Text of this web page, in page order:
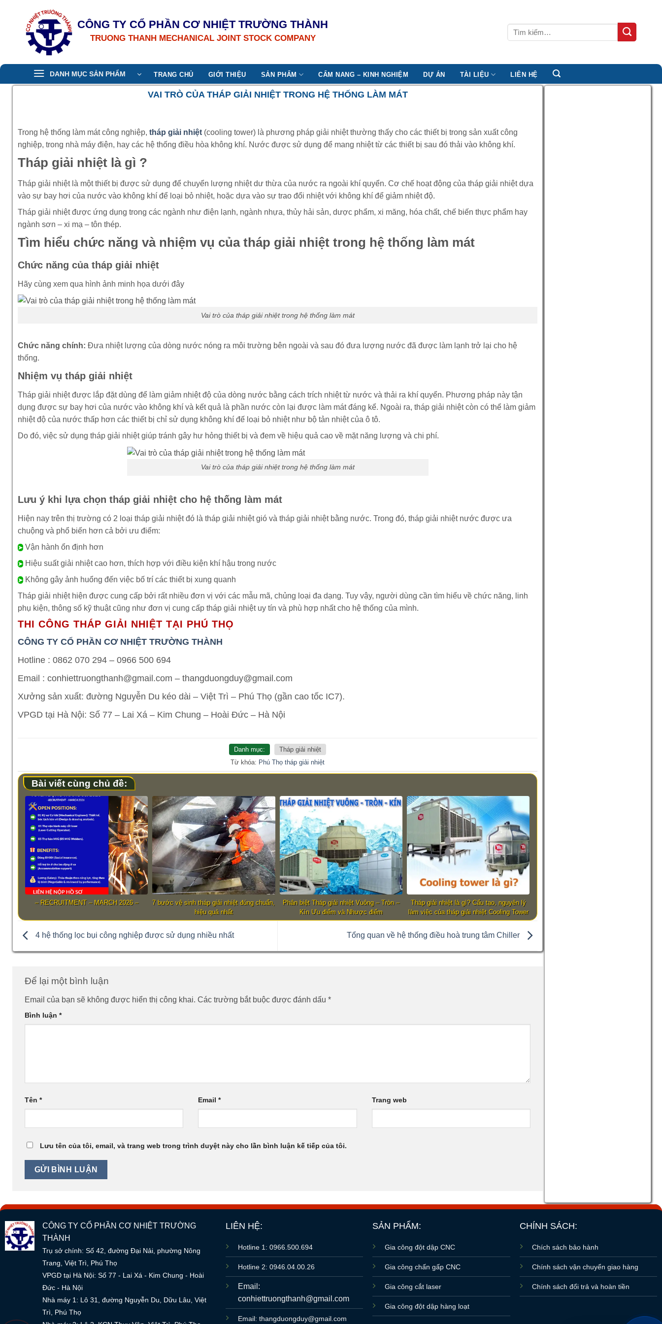
CÔNG TY CỔ PHẦN CƠ NHIỆT TRƯỜNG THÀNH
TRUONG THANH MECHANICAL JOINT STOCK COMPANY
Tìm
kiếm:
DANH MỤC SẢN PHẨM TRANG CHỦ GIỚI THIỆU SẢN PHẨM CẨM NANG – KINH NGHIỆM DỰ ÁN TÀI LIỆU LIÊN HỆ
VAI TRÒ CỦA THÁP GIẢI NHIỆT TRONG HỆ THỐNG LÀM MÁT
Trong hệ thống làm mát công nghiệp, tháp giải nhiệt (cooling tower) là phương pháp giải nhiệt thường thấy cho các thiết bị trong sản xuất công
nghiệp, trong nhà máy điện, hay các hệ thống điều hòa không khí. Nước được sử dụng để mang nhiệt từ các thiết bị sau đó thải vào không khí.
Tháp giải nhiệt là gì ?
Tháp giải nhiệt là một thiết bị được sử dụng để chuyển lượng nhiệt dư thừa của nước ra ngoài khí quyển. Cơ chế hoạt động của tháp giải nhiệt dựa
vào sự bay hơi của nước vào không khí để loại bỏ nhiệt, hoặc dựa vào sự trao đổi nhiệt với không khí để giảm nhiệt độ.
Tháp giải nhiệt được ứng dụng trong các ngành như điện lạnh, ngành nhựa, thủy hải sản, dược phẩm, xi măng, hóa chất, chế biến thực phẩm hay
ngành sơn – xi mạ – tôn thép.
Tìm hiểu chức năng và nhiệm vụ của tháp giải nhiệt trong hệ thống làm mát
Chức năng của tháp giải nhiệt
Hãy cùng xem qua hình ảnh minh họa dưới đây
Vai trò của tháp giải nhiệt trong hệ thống làm mát
Chức năng chính: Đưa nhiệt lượng của dòng nước nóng ra môi trường bên ngoài và sau đó đưa lượng nước đã được làm lạnh trở lại cho hệ
thống.
Nhiệm vụ tháp giải nhiệt
Tháp giải nhiệt được lắp đặt dùng để làm giảm nhiệt độ của dòng nước bằng cách trích nhiệt từ nước và thải ra khí quyển. Phương pháp này tận
dụng được sự bay hơi của nước vào không khí và kết quả là phần nước còn lại được làm mát đáng kể. Ngoài ra, tháp giải nhiệt còn có thể làm giảm
nhiệt độ của nước thấp hơn các thiết bị chỉ sử dụng không khí đế loại bỏ nhiệt như bộ tản nhiệt của ô tô.
Do đó, việc sử dụng tháp giải nhiệt giúp tránh gây hư hỏng thiết bị và đem về hiệu quả cao về mặt năng lượng và chi phí.
Vai trò của tháp giải nhiệt trong hệ thống làm mát
Lưu ý khi lựa chọn tháp giải nhiệt cho hệ thống làm mát
Hiện nay trên thị trường có 2 loại tháp giải nhiệt đó là tháp giải nhiệt gió và tháp giải nhiệt bằng nước. Trong đó, tháp giải nhiệt nước được ưa
chuộng và phổ biến hơn cả bởi ưu điểm:
➤ Vận hành ổn định hơn
➤ Hiệu suất giải nhiệt cao hơn, thích hợp với điều kiện khí hậu trong nước
➤ Không gây ảnh huổng đến việc bố trí các thiết bị xung quanh
Tháp giải nhiệt hiện được cung cấp bởi rất nhiều đơn vị với các mẫu mã, chủng loại đa dạng. Tuy vậy, người dùng cần tìm hiểu về chức năng, linh
phụ kiện, thông số kỹ thuật cũng như đơn vị cung cấp tháp giải nhiệt uy tín và phù hợp nhất cho hệ thống của mình.
THI CÔNG THÁP GIẢI NHIỆT TẠI PHÚ THỌ
CÔNG TY CỔ PHẦN CƠ NHIỆT TRƯỜNG THÀNH
Hotline : 0862 070 294 – 0966 500 694
Email : conhiettruongthanh@gmail.com – thangduongduy@gmail.com
Xưởng sản xuất: đường Nguyễn Du kéo dài – Việt Trì – Phú Thọ (gần cao tốc IC7).
VPGD tại Hà Nội: Số 77 – Lai Xá – Kim Chung – Hoài Đức – Hà Nội
Danh mục:
Tháp giải nhiệt
Từ khóa: Phú Thọ tháp giải nhiệt
Bài viết cùng chủ đề:
– RECRUITMENT – MARCH 2026 –
7 bước vệ sinh tháp giải nhiệt đúng chuẩn,
hiệu quả nhất
Phân biệt Tháp giải nhiệt Vuông – Tròn –
Kín Ưu điểm và Nhược điểm
Tháp giải nhiệt là gì? Cấu tạo, nguyên lý
làm việc của tháp giải nhiệt Cooling Tower
4 hệ thống lọc bụi công nghiệp được sử dụng nhiều nhất Tổng quan về hệ thống điều hoà trung tâm Chiller
Để lại một bình luận
Email của bạn sẽ không được hiển thị công khai. Các trường bắt buộc được đánh dấu *
Bình luận *
Tên * Email* Trang web
Lưu tên của tôi, email, và trang web trong trình duyệt này cho lần bình luận kế tiếp của tôi.
CÔNG TY CỔ PHẦN CƠ NHIỆT TRƯỜNG
THÀNH
Trụ sở chính: Số 42, đường Đại Nải, phường Nông
Trang, Việt Trì, Phú Thọ
VPGD tại Hà Nội: Số 77 - Lai Xá - Kim Chung - Hoài
Đức - Hà Nội
Nhà máy 1: Lô 31, đường Nguyễn Du, Dữu Lâu, Việt
Trì, Phú Thọ
LIÊN HỆ:
Hotline 1: 0966.500.694
Hotline 2: 0946.04.00.26
Email:
conhiettruongthanh@gmail.com
Email: thangduongduy@gmail.com
SẢN PHẨM:
Gia công đột dập CNC
Gia công chấn gấp CNC
Gia công cắt laser
Gia công đột dập hàng loạt
CHÍNH SÁCH:
Chích sách bảo hành
Chính sách vận chuyển giao hàng
Chính sách đổi trả và hoàn tiền